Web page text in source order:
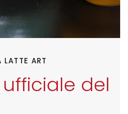
ART
ufficiale del